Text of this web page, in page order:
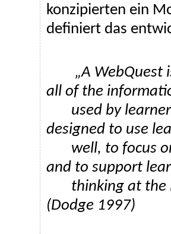
konzipierten ein
definiert das
„A WebQuest is
all of the
used by
designed to use
well, to focus
and to support
thinking at the
(Dodge 1997)